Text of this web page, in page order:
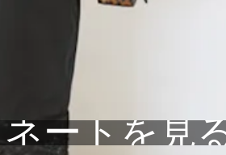
ートを見